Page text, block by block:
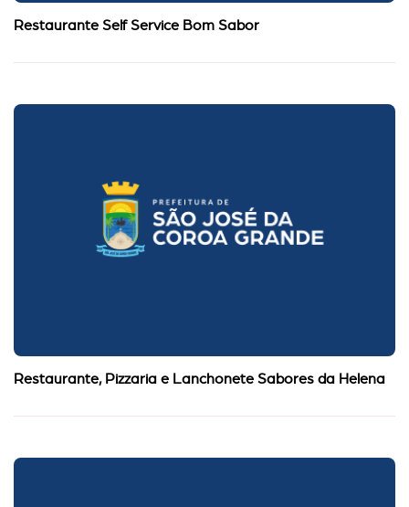
Restaurante Self Service Bom Sabor
Restaurante, Pizzaria e Lanchonete Sabores da Helena